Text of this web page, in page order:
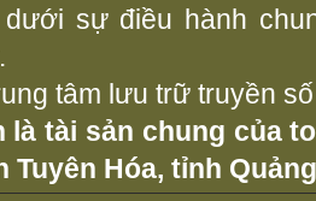
dưới sự điều hành
tâm lưu trữ truyền
là tài sản chung của
Tuyên Hóa, tỉnh